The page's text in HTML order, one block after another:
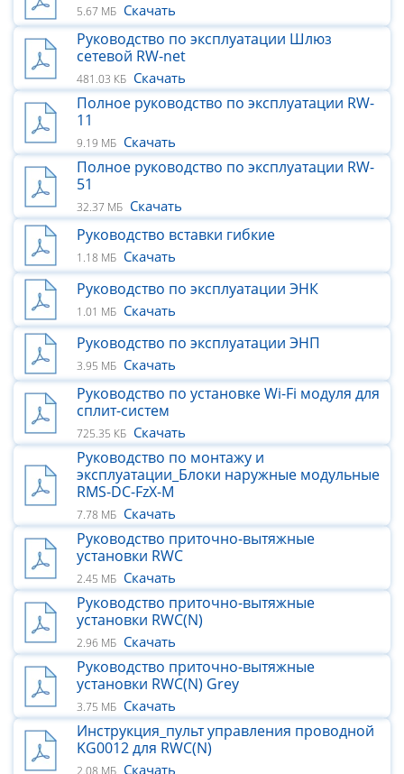
5.67 МБ Скачать
Руководство по эксплуатации Шлюз
сетевой RW-net
481.03 КБ Скачать
Полное руководство по эксплуатации RW-
11
9.19 МБ Скачать
Полное руководство по эксплуатации RW-
51
32.37 МБ Скачать
Руководство вставки гибкие
1.18 МБ Скачать
Руководство по эксплуатации ЭНК
1.01 МБ Скачать
Руководство по эксплуатации ЭНП
3.95 МБ Скачать
Руководство по установке Wi-Fi модуля для
сплит-систем
725.35 КБ Скачать
Руководство по монтажу и
эксплуатации_Блоки наружные модульные
RMS-DC-FzX-M
7.78 МБ Скачать
Руководство приточно-вытяжные
установки RWC
2.45 МБ Скачать
Руководство приточно-вытяжные
установки RWC(N)
2.96 МБ Скачать
Руководство приточно-вытяжные
установки RWC(N) Grey
3.75 МБ Скачать
Инструкция_пульт управления проводной
KG0012 для RWC(N)
Скачать